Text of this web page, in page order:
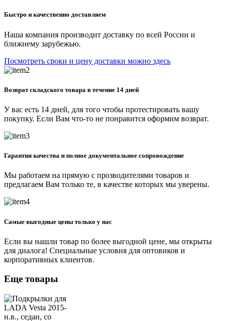
Быстро и качественно доставляем
Наша компания производит доставку по всей России и
ближнему зарубежью.
Посмотреть сроки и цену доставки можно здесь
Возврат складского товара в течение 14 дней
У вас есть 14 дней, для того чтобы протестировать вашу
покупку. Если Вам что-то не понравится оформим возврат.
Гарантия качества и полное документальное сопровождение
Мы работаем на прямую с прозводителями товаров и
предлагаем Вам только те, в качестве которых мы уверены.
Самые выгодные цены только у нас
Если вы нашли товар по более выгодной цене, мы открыты
для диалога! Специальные условия для оптовиков и
корпоративных клиентов.
Еще товары